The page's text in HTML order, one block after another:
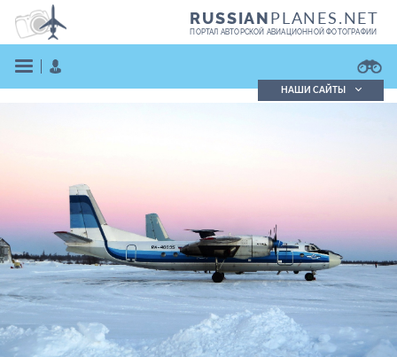
RUSSIANPLANES.NET
ПОРТАЛ АВТОРСКОЙ АВИАЦИОННОЙ ФОТОГРАФИИ
ЗАРЕГИСТРИРОВАТЬСЯ
НАШИ САЙТЫ